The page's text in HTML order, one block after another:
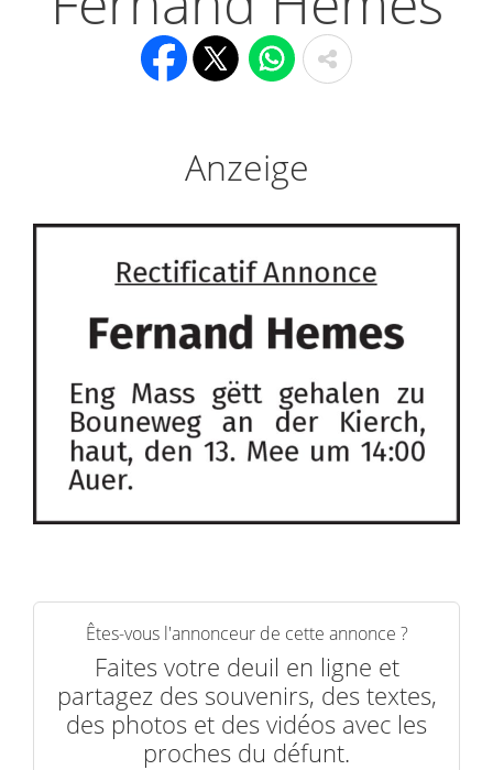
Anzeige
Êtes-vous l'annonceur de cette annonce ?
Faites votre deuil en ligne et
partagez des souvenirs, des textes,
des photos et des vidéos avec les
proches du défunt.